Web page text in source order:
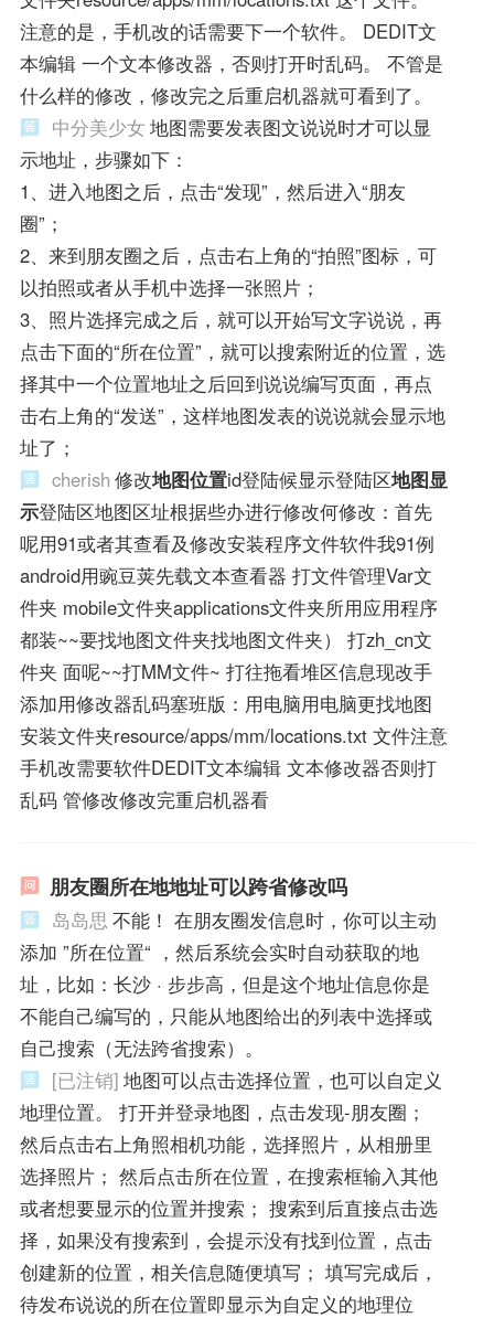
注意的是，手机改的话需要下一个软件。 DEDIT文
本编辑 一个文本修改器，否则打开时乱码。 不管是
什么样的修改，修改完之后重启机器就可看到了。
中分美少女地图需要发表图文说说时才可以显
示地址，步骤如下：
1、进入地图之后，点击“发现”，然后进入“朋友
圈”；
2、来到朋友圈之后，点击右上角的“拍照”图标，可
以拍照或者从手机中选择一张照片；
3、照片选择完成之后，就可以开始写文字说说，再
点击下面的“所在位置”，就可以搜索附近的位置，选
择其中一个位置地址之后回到说说编写页面，再点
击右上角的“发送”，这样地图发表的说说就会显示地
址了；
cherish 修改地图位置id登陆候显示登陆区地图显
示登陆区地图区址根据些办进行修改何修改：首先
呢用91或者其查看及修改安装程序文件软件我91例
android用豌豆荚先载文本查看器 打文件管理Var文
件夹 mobile文件夹applications文件夹所用应用程序
都装~~要找地图文件夹找地图文件夹） 打zh_cn文
件夹 面呢~~打MM文件~ 打往拖看堆区信息现改手
添加用修改器乱码塞班版：用电脑用电脑更找地图
安装文件夹resource/apps/mm/locations.txt 文件注意
手机改需要软件DEDIT文本编辑 文本修改器否则打
乱码 管修改修改完重启机器看
朋友圈所在地地址可以跨省修改吗
岛岛思 不能！ 在朋友圈发信息时，你可以主动
添加 ”所在位置“ ，然后系统会实时自动获取的地
址，比如：长沙 · 步步高，但是这个地址信息你是
不能自己编写的，只能从地图给出的列表中选择或
自己搜索（无法跨省搜索）。
[已注销] 地图可以点击选择位置，也可以自定义
地理位置。 打开并登录地图，点击发现-朋友圈；
然后点击右上角照相机功能，选择照片，从相册里
选择照片； 然后点击所在位置，在搜索框输入其他
或者想要显示的位置并搜索； 搜索到后直接点击选
择，如果没有搜索到，会提示没有找到位置，点击
创建新的位置，相关信息随便填写； 填写完成后，
待发布说说的所在位置即显示为自定义的地理位